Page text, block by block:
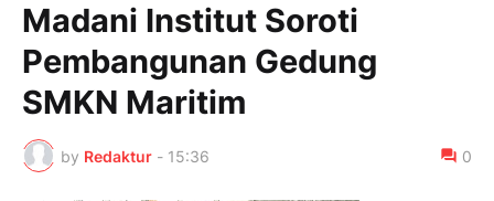
Madani Institut Soroti
Pembangunan Gedung
SMKN Maritim
by Redaktur - 15:36 0